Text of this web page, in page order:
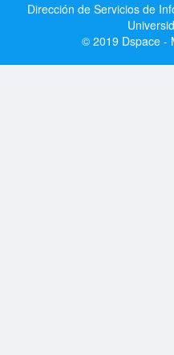
Dirección de Servicios de
© 2019 Dspace -